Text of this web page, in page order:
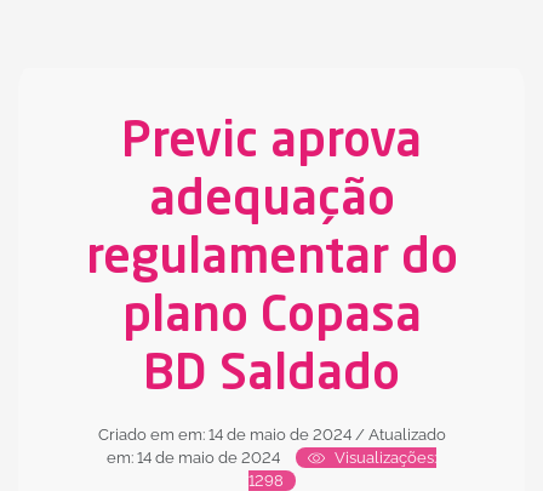
Previc aprova
adequação
regulamentar do
plano Copasa
BD Saldado
Criado em em: 14 de maio de 2024 / Atualizado
em: 14 de maio de 2024
Visualizações:
1298